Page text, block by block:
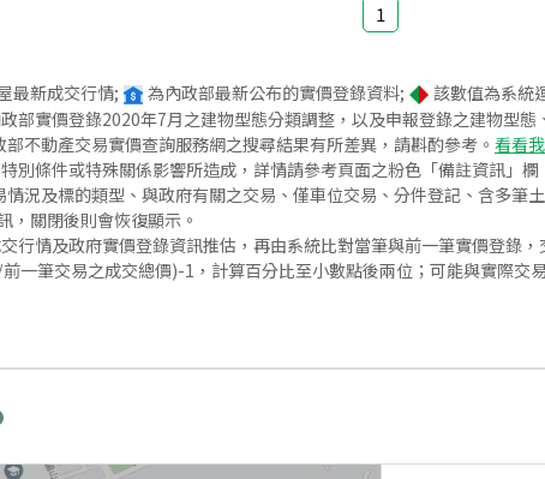
1
最新成交行情; 為內政部最新公布的實價登錄資料; 該數值為系統
部實價登錄2020年7月之建物型態分類調整，以及申報登錄之建物型
不動產交易實價查詢服務網之搜尋結果有所差異，請斟酌參考。 看看
別條件或特殊關係影響所造成，詳情請參考頁面之粉色「備註資訊」
況及標的類型、與政府有關之交易、僅車位交易、分件登記、含多筆
，關閉後則會恢復顯示。
行情及政府實價登錄資訊推估，再由系統比對當筆與前一筆實價登錄
一筆交易之成交總價)-1，計算百分比至小數點後兩位；可能與實際交